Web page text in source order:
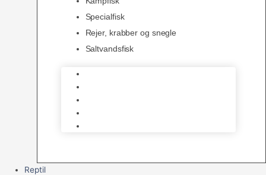
Specialfisk
Rejer, krabber og snegle
Saltvandsfisk
Reptil